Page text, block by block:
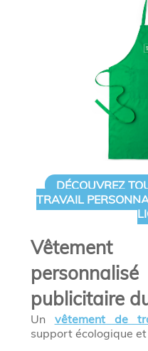
DÉCOUVREZ
TRAVAIL
publicitaire
Un vêtement de
support écologique